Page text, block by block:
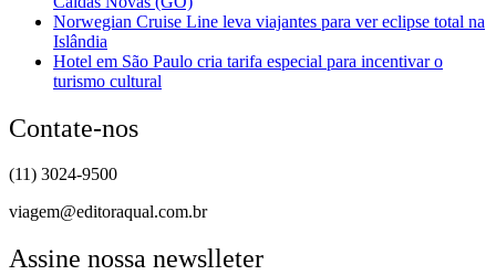
Norwegian Cruise Line leva viajantes para ver eclipse total na
Islândia
Hotel em São Paulo cria tarifa especial para incentivar o
turismo cultural
Contate-nos
(11) 3024-9500
viagem@editoraqual.com.br
Assine nossa newslleter